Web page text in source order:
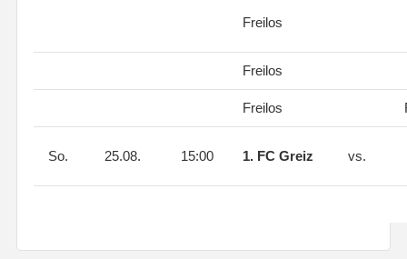
Freilos
Freilos
Freilos
So. 25.08. 15:00 1. FC Greiz vs.